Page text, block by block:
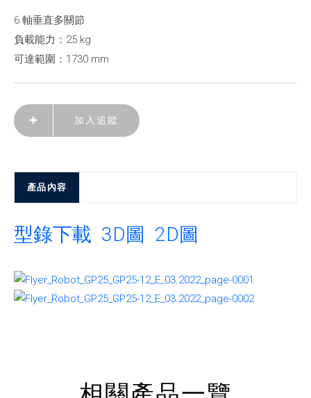
6 軸垂直多關節
負載能力：25 kg
可達範圍：1730 mm
加入追蹤
產品內容
型錄下載 3D圖 2D圖